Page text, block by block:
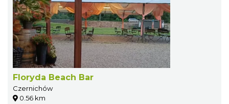
Floryda Beach Bar
Czernichów
0.56 km